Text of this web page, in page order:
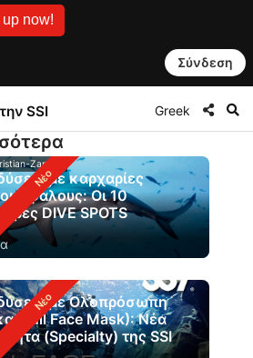
now!
Σύνδεση
SSI Greek
Zappel
με καρχαρίες
Οι 10
DIVE SPOTS
με Ολοπρόσωπη
(Full Face Mask): Νέα
(Specialty) της SSI